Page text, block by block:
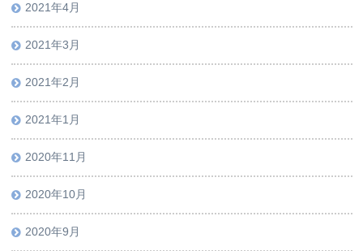
2021年4月
2021年3月
2021年2月
2021年1月
2020年11月
2020年10月
2020年9月